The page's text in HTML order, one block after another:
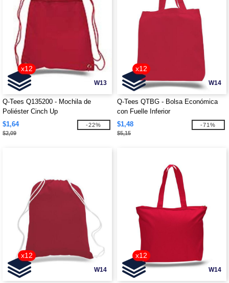
W13
x12
Q-Tees Q135200 - Mochila de
Poliéster Cinch Up
$1,64
$2,09
-22%
W14
x12
Q-Tees QTBG - Bolsa Económica
con Fuelle Inferior
$1,48
$5,15
-71%
W14
x12
W14
x12